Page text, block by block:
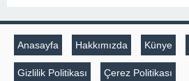
Anasayfa Hakkımızda Künye
Gizlilik Politikası Çerez Politikası